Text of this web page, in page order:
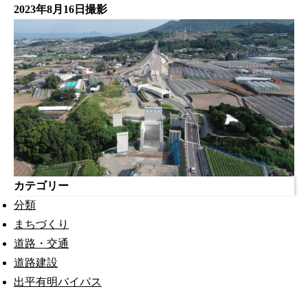
2023年8月16日撮影
カテゴリー
分類
まちづくり
道路・交通
道路建設
出平有明バイパス